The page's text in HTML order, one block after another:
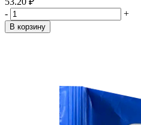
-
+
В корзину